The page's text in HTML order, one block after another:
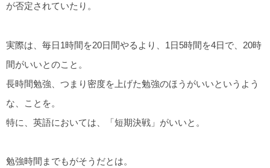
が否定されていたり。
実際は、毎日1時間を20日間やるより、1日5時間を4日で、20時
間がいいとのこと。
長時間勉強、つまり密度を上げた勉強のほうがいいというよう
な、ことを。
特に、英語においては、「短期決戦」がいいと。
勉強時間までもがそうだとは。